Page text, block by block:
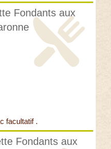
Fondants aux
facultatif .
Fondants aux